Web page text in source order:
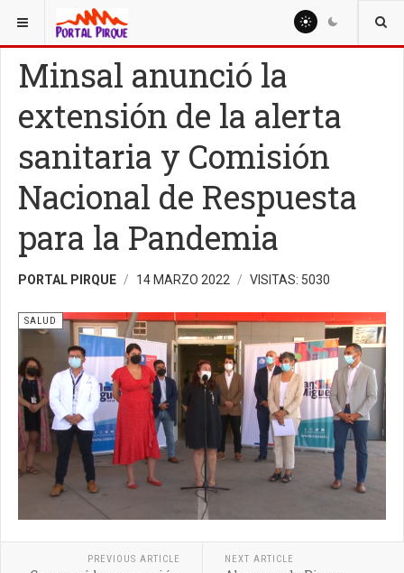
ESTÁ AQUÍ: SALUD
Minsal anunció la
extensión de la alerta
sanitaria y Comisión
Nacional de Respuesta
para la Pandemia
PORTAL PIRQUE 14 MARZO 2022 VISITAS: 5030
SALUD
PREVIOUS ARTICLE NEXT ARTICLE